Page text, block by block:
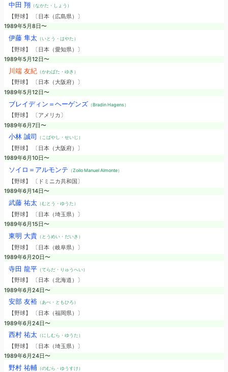
中田 翔 （なかた・しょう）
【野球】 〔日本（広島県）〕
1989年5月8日〜
伊藤 隼太（いとう・はやた）
【野球】 〔日本（愛知県）〕
1989年5月12日〜
川端 友紀（かわばた・ゆき）
【野球】 〔日本（大阪府）〕
1989年5月12日〜
ブレイディン＝ヘーゲンズ （Bradin Hagens）
【野球】 〔アメリカ〕
1989年6月7日〜
小林 誠司 （こばやし・せいじ）
【野球】 〔日本（大阪府）〕
1989年6月10日〜
ソイロ＝アルモンテ （Zoilo Manuel Almonte）
【野球】 〔ドミニカ共和国〕
1989年6月14日〜
武藤 祐太（むとう・ゆうた）
【野球】 〔日本（埼玉県）〕
1989年6月15日〜
東明 大貴（とうめい・だいき）
【野球】 〔日本（岐阜県）〕
1989年6月20日〜
寺田 龍平（てらだ・りゅうへい）
【野球】 〔日本（北海道）〕
1989年6月24日〜
安部 友裕（あべ・ともひろ）
【野球】 〔日本（福岡県）〕
1989年6月24日〜
西村 祐太（にしむら・ゆうた）
【野球】 〔日本（埼玉県）〕
1989年6月24日〜
野村 祐輔 （のむら・ゆうすけ）